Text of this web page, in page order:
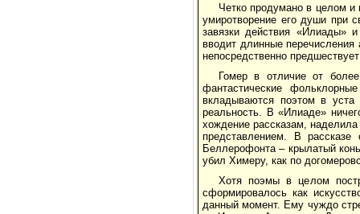
Четко продумано в целом и
умиротворение его души при
завязки действия «Илиады»
вводит длинные перечисления
непосредственно
Гомер в отличие от
фантастические
вкладываются поэтом в
реальность. В «Илиаде»
хождение рассказам,
представлением. В
Беллерофонта – крылатый
убил Химеру, как по
Хотя поэмы в целом
сформировалось как
данный момент. Ему чуждо